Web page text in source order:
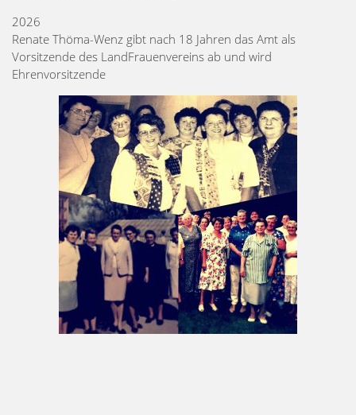
2026
Renate Thöma-Wenz gibt nach 18 Jahren das Amt als
Vorsitzende des LandFrauenvereins ab und wird
Ehrenvorsitzende